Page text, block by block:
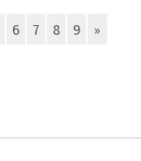
6 7 8 9 »